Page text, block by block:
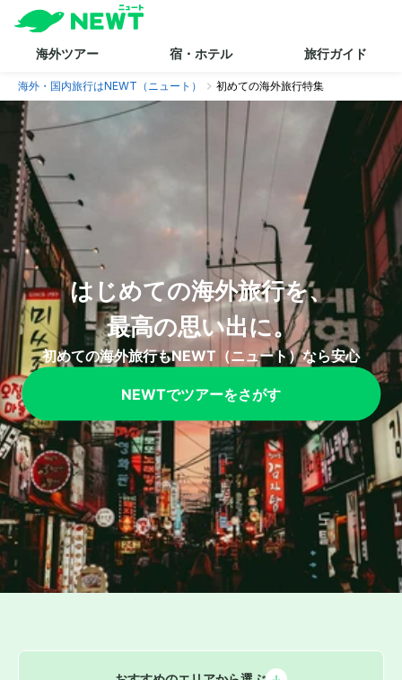
海外ツアー 宿・ホテル 旅行ガイド
海外・国内旅行はNEWT（ニュート） 初めての海外旅行特集
はじめての海外旅行を、
最高の思い出に。
初めての海外旅行もNEWT（ニュート）なら安心
NEWTでツアーをさがす